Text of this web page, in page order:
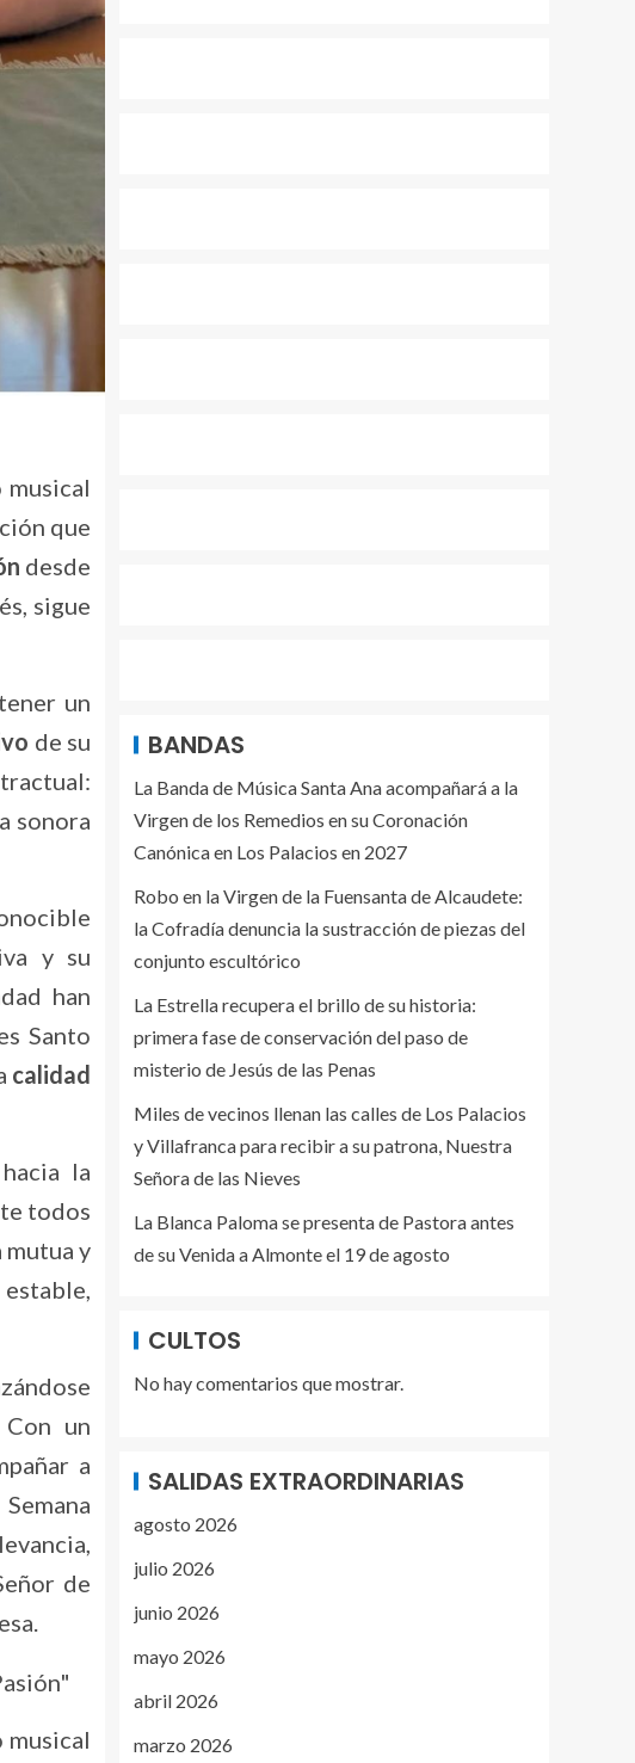
que
desde
sigue
un
de su
sonora
y su
han
Santo
calidad
hacia la
todos
mutua y
un
a
de
musical
BANDAS
La Banda de Música Santa Ana acompañará a la
Virgen de los Remedios en su Coronación
Canónica en Los Palacios en 2027
Robo en la Virgen de la Fuensanta de Alcaudete:
la Cofradía denuncia la sustracción de piezas del
conjunto escultórico
La Estrella recupera el brillo de su historia:
primera fase de conservación del paso de
misterio de Jesús de las Penas
Miles de vecinos llenan las calles de Los Palacios
y Villafranca para recibir a su patrona, Nuestra
Señora de las Nieves
La Blanca Paloma se presenta de Pastora antes
de su Venida a Almonte el 19 de agosto
CULTOS
No hay comentarios que mostrar.
SALIDAS EXTRAORDINARIAS
agosto 2026
julio 2026
junio 2026
mayo 2026
abril 2026
marzo 2026